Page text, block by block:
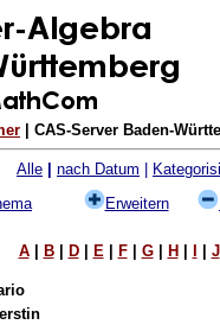
| CAS-Server Baden-
Alle nach Datum
Erweitern
A| B| D| E| F| G| H J